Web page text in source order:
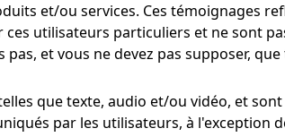
et/ou services. Ces témoignages
utilisateurs particuliers et ne sont
et vous ne devez pas supposer,
que texte, audio et/ou vidéo, et
par les utilisateurs, à l'exception